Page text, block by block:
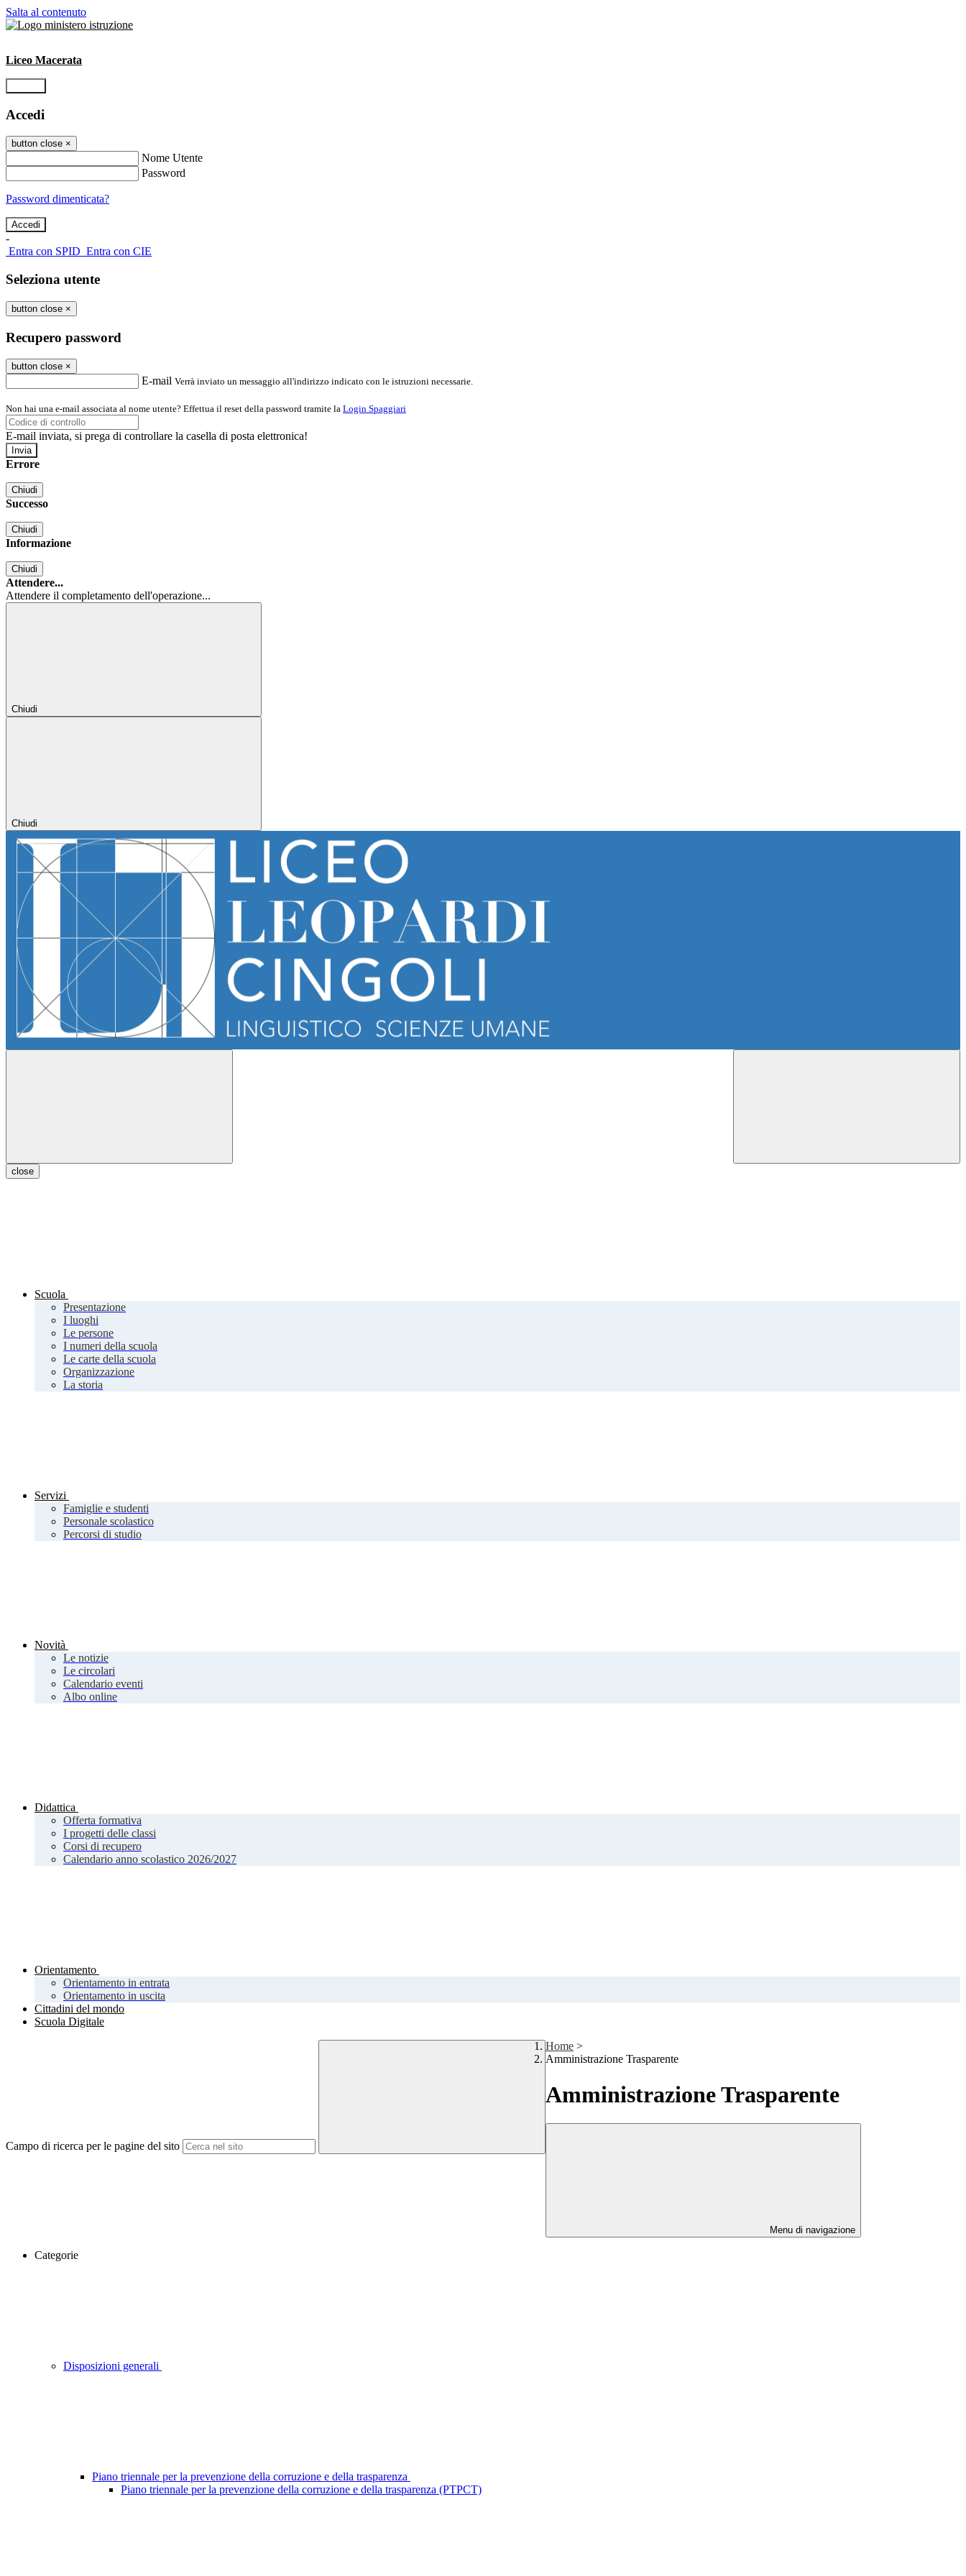
Salta al contenuto
Liceo Macerata
Accedi
button close ×
Nome Utente
Password
Password dimenticata?
-
Entra con SPID Entra con CIE
Seleziona utente
button close ×
Recupero password
button close ×
E-mail Verrà inviato un messaggio all'indirizzo indicato con le istruzioni necessarie.
Non hai una e-mail associata al nome utente? Effettua il reset della password tramite la Login Spaggiari
E-mail inviata, si prega di controllare la casella di posta elettronica!
Errore
Chiudi
Successo
Chiudi
Informazione
Chiudi
Attendere...
Attendere il completamento dell'operazione...
Chiudi
Chiudi
close
Scuola
Presentazione
I luoghi
Le persone
I numeri della scuola
Le carte della scuola
Organizzazione
La storia
Servizi
Famiglie e studenti
Personale scolastico
Percorsi di studio
Novità
Le notizie
Le circolari
Calendario eventi
Albo online
Didattica
Offerta formativa
I progetti delle classi
Corsi di recupero
Calendario anno scolastico 2026/2027
Orientamento
Orientamento in entrata
Orientamento in uscita
Cittadini del mondo
Scuola Digitale
Campo di ricerca per le pagine del sito
Home >
Amministrazione Trasparente
Amministrazione Trasparente
Menu di navigazione
Categorie
Disposizioni generali
Piano triennale per la prevenzione della corruzione e della trasparenza
Piano triennale per la prevenzione della corruzione e della trasparenza (PTPCT)